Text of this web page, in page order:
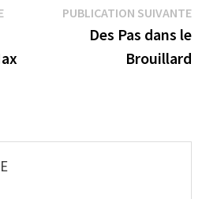
PublicationPUBLICATION SUIVANTE
Des Pas dans le
Brouillard